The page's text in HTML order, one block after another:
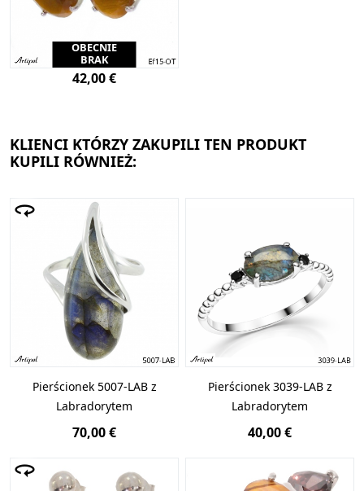
OBECNIE
BRAK
42,00 €
KLIENCI KTÓRZY ZAKUPILI TEN PRODUKT
KUPILI RÓWNIEŻ:
Pierścionek 5007-LAB z
Labradorytem
70,00 €
Pierścionek 3039-LAB z
Labradorytem
40,00 €